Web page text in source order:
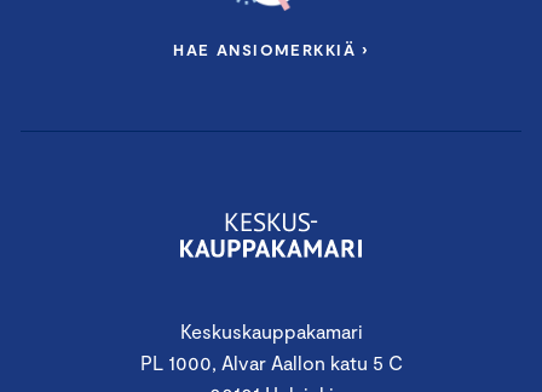
Keskuskauppakamari
PL 1000, Alvar Aallon katu 5 C
HAE ANSIOMERKKIÄ ›